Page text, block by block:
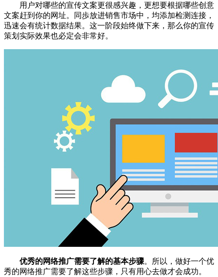
用户对哪些的宣传文案更很感兴趣，更想要根据哪些创意
文案赶到你的网址。同歩放进销售市场中，均添加检测连接，
迅速会有统计数据结果。这一阶段始终做下来，那么你的宣传
策划实际效果也必定会非常好。
优秀的网络推广需要了解的基本步骤。所以，做好一个优
秀的网络推广需要了解这些步骤，只有用心去做才会成功。